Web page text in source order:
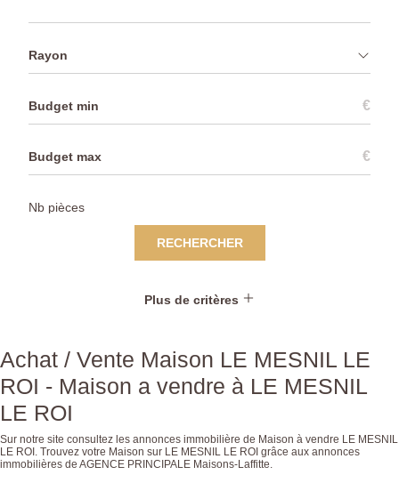
Rayon
€
€
RECHERCHER
Plus de critères
Achat / Vente Maison LE MESNIL LE
ROI - Maison a vendre à LE MESNIL
LE ROI
Sur notre site consultez les annonces immobilière de Maison à vendre LE MESNIL
LE ROI. Trouvez votre Maison sur LE MESNIL LE ROI grâce aux annonces
immobilières de AGENCE PRINCIPALE Maisons-Laffitte.